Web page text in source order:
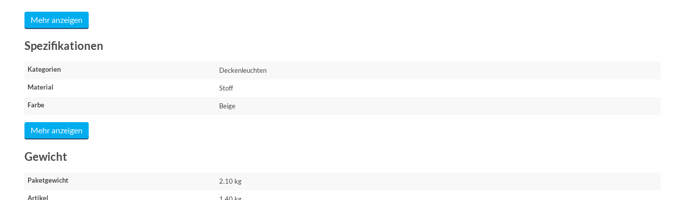
Mehr anzeigen
Spezifikationen
Kategorien Deckenleuchten
Material Stoff
Farbe Beige
Mehr anzeigen
Gewicht
Paketgewicht 2.10 kg
Artikel